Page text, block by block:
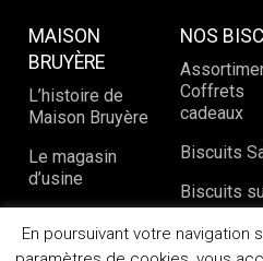
MAISON
BRUYÈRE
L’histoire de
Maison Bruyère
Le magasin
d’usine
faire
NOS
Coffrets
cadeaux
Biscuits
Biscuits
En poursuivant votre navigation